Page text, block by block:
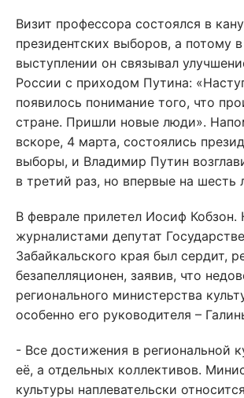
Визит профессора состоялся в
президентских выборов, а потому
выступлении он связывал
России с приходом Путина:
появилось понимание того, что
стране. Пришли новые люди».
вскоре, 4 марта, состоялись
выборы, и Владимир Путин
в третий раз, но впервые на шесть
В феврале прилетел Иосиф Кобзон.
журналистами депутат
Забайкальского края был сердит,
безапелляционен, заявив, что
регионального министерства
особенно его руководителя –
- Все достижения в региональной
её, а отдельных коллективов.
культуры наплевательски